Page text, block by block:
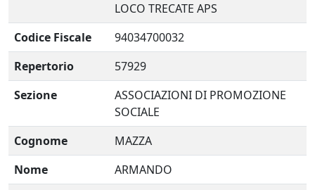
LOCO TRECATE APS
Codice Fiscale
94034700032
Repertorio
57929
Sezione
ASSOCIAZIONI DI PROMOZIONE
SOCIALE
Cognome
MAZZA
Nome
ARMANDO